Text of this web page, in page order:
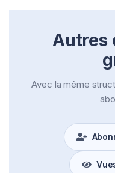
Autres
Avec la même